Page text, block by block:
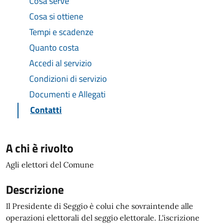
Cosa si ottiene
Tempi e scadenze
Quanto costa
Accedi al servizio
Condizioni di servizio
Documenti e Allegati
Contatti
A chi è rivolto
Agli elettori del Comune
Descrizione
Il Presidente di Seggio è colui che sovraintende alle
operazioni elettorali del seggio elettorale. L'iscrizione